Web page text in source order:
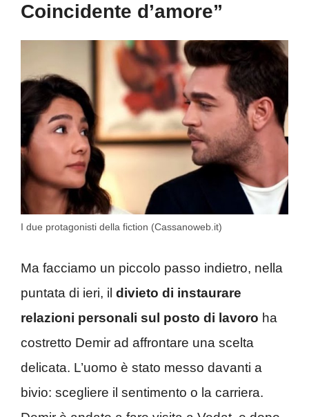
Coincidente d’amore”
I due protagonisti della fiction (Cassanoweb.it)
Ma facciamo un piccolo passo indietro, nella
puntata di ieri, il divieto di instaurare
relazioni personali sul posto di lavoro ha
costretto Demir ad affrontare una scelta
delicata. L’uomo è stato messo davanti a
bivio: scegliere il sentimento o la carriera.